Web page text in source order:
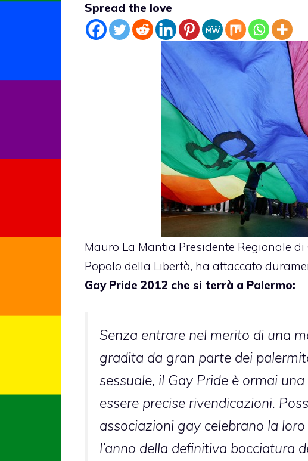
Spread the love
Mauro La Mantia Presidente Regionale
Popolo della Libertà, ha attaccato
Gay Pride 2012 che si terrà a Palermo:
Senza entrare nel merito di una
gradita da gran parte dei
sessuale, il Gay Pride è ormai
essere precise rivendicazioni.
associazioni gay celebrano la
l’anno della definitiva bocciatura